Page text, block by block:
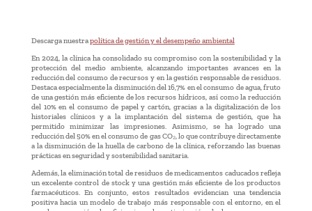
Descarga nuestrapolítica de gestión y el desempeño ambiental
En 2024, la clínica ha consolidado su compromiso con la sostenibilidad y la
protección del medio ambiente, alcanzando importantes avances en la
reducción del consumo de recursos y en la gestión responsable de residuos.
Destaca especialmente la disminución del 16,7% en el consumo de agua, fruto
de una gestión más eficiente de los recursos hídricos, así como la reducción
del 10% en el consumo de papel y cartón, gracias a la digitalización de los
historiales clínicos y a la implantación del sistema de gestión, que ha
permitido minimizar las impresiones. Asimismo, se ha logrado una
reducción del 50% en el consumo de gas CO₂, lo que contribuye directamente
a la disminución de la huella de carbono de la clínica, reforzando las buenas
prácticas en seguridad y sostenibilidad sanitaria.
Además, la eliminación total de residuos de medicamentos caducados refleja
un excelente control de stock y una gestión más eficiente de los productos
farmacéuticos. En conjunto, estos resultados evidencian una tendencia
positiva hacia un modelo de trabajo más responsable con el entorno, en el